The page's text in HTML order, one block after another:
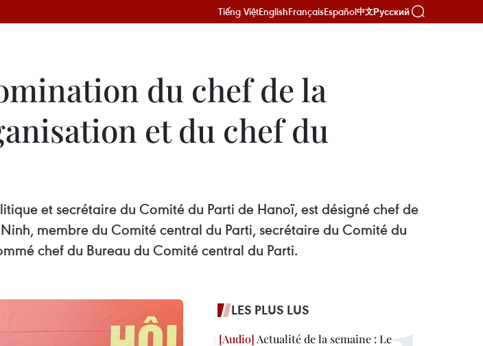
Tiếng ViệtEnglishFrançaisEspañol中文Русский
du chef de la
et du chef du
et secrétaire du Comité du Parti de Hanoï, est désigné chef de
membre du Comité central du Parti, secrétaire du Comité du
chef du Bureau du Comité central du Parti.
LES PLUS LUS
Actualité de la semaine : Le